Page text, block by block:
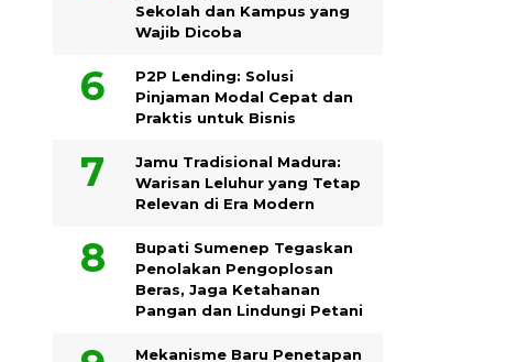
Sekolah dan Kampus yang
Wajib Dicoba
P2P Lending: Solusi
Pinjaman Modal Cepat dan
Praktis untuk Bisnis
Jamu Tradisional Madura:
Warisan Leluhur yang Tetap
Relevan di Era Modern
Bupati Sumenep Tegaskan
Penolakan Pengoplosan
Beras, Jaga Ketahanan
Pangan dan Lindungi Petani
Mekanisme Baru Penetapan